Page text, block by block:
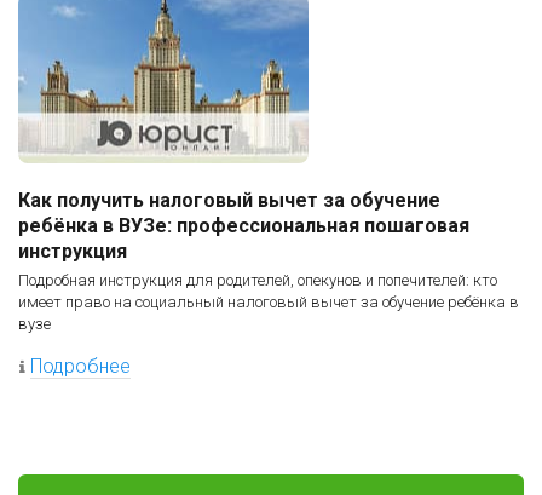
Как получить налоговый вычет за обучение
ребёнка в ВУЗе: профессиональная пошаговая
инструкция
Подробная инструкция для родителей, опекунов и попечителей: кто
имеет право на социальный налоговый вычет за обучение ребёнка в
вузе
Подробнее